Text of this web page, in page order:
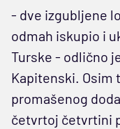
- dve izgubljene
odmah iskupio i
Turske - odlično
Kapitenski. Osim
promašenog
četvrtoj četvrtini